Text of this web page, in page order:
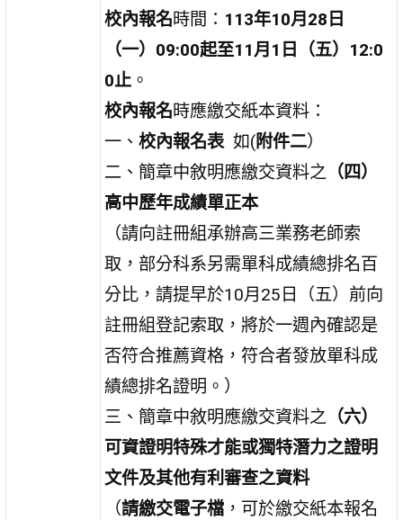
校內報名時間： 113年10月28日
（一）09:00起至11月1日（五）12:0
0止 。
校內報名時應繳交紙本資料：
一、校內報名表如(附件二）
二、簡章中敘明應繳交資料之 （四）
高中歷年成績單正本
（請向註冊組承辦高三業務老師索
取，部分科系另需單科成績總排名百
分比，請提早於10月25日（五）前向
註冊組登記索取，將於一週內確認是
否符合推薦資格，符合者發放單科成
績總排名證明。）
三、簡章中敘明應繳交資料之 （六）
可資證明特殊才能或獨特潛力之證明
文件及其他有利審查之資料
（請繳交電子檔 ，可於繳交紙本報名